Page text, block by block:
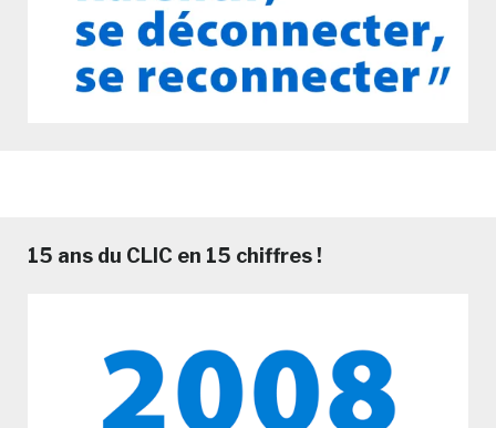
15 ans du CLIC en 15 chiffres !